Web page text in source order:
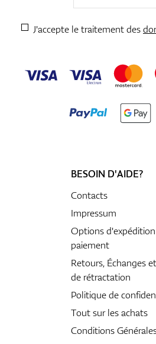
J'accepte le traitement des
BESOIN D'AIDE?
Contacts
Impressum
Options
paiement
Retours, Échanges
de rétractation
Politique de
Tout sur les achats
Conditions